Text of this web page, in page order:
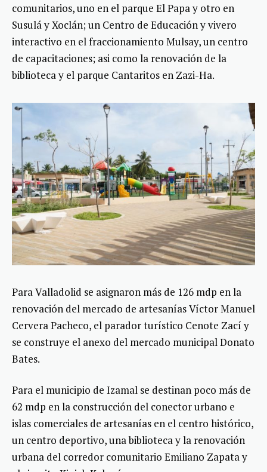
comunitarios, uno en el parque El Papa y otro en
Susulá y Xoclán; un Centro de Educación y vivero
interactivo en el fraccionamiento Mulsay, un centro
de capacitaciones; asi como la renovación de la
biblioteca y el parque Cantaritos en Zazi-Ha.
Para Valladolid se asignaron más de 126 mdp en la
renovación del mercado de artesanías Víctor Manuel
Cervera Pacheco, el parador turístico Cenote Zací y
se construye el anexo del mercado municipal Donato
Bates.
Para el municipio de Izamal se destinan poco más de
62 mdp en la construcción del conector urbano e
islas comerciales de artesanías en el centro histórico,
un centro deportivo, una biblioteca y la renovación
urbana del corredor comunitario Emiliano Zapata y